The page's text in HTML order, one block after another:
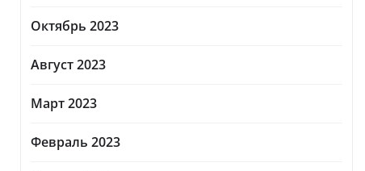
Октябрь 2023
Август 2023
Март 2023
Февраль 2023